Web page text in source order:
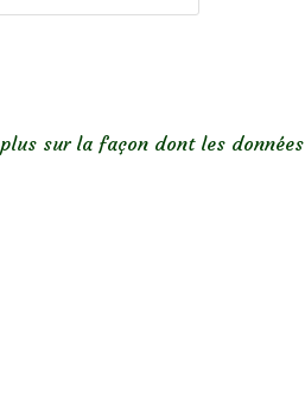
sur la façon dont les données